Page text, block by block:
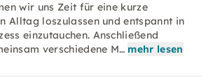
wir uns Zeit für eine kurze
Alltag loszulassen und entspannt in
einzutauchen. Anschließend
verschiedene M… mehr lesen